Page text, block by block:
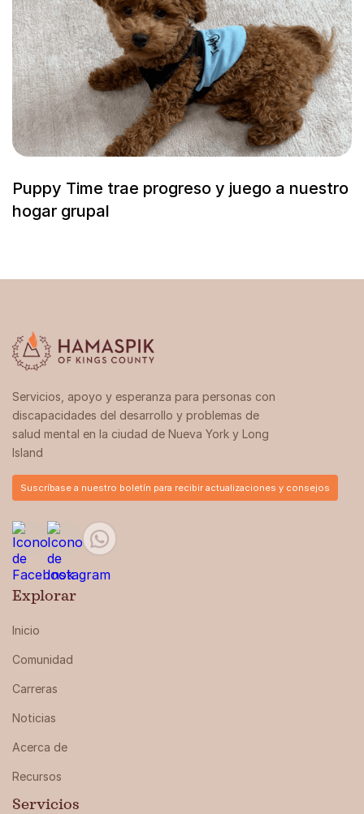
Puppy Time trae progreso y juego a nuestro
hogar grupal
Servicios, apoyo y esperanza para personas con
discapacidades del desarrollo y problemas de
salud mental en la ciudad de Nueva York y Long
Island
Suscríbase a nuestro boletín para recibir actualizaciones y consejos
Explorar
Inicio
Comunidad
Carreras
Noticias
Acerca de
Recursos
Servicios